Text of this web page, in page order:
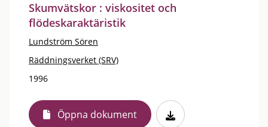
Skumvätskor : viskositet och
flödeskaraktäristik
Lundström Sören
Räddningsverket (SRV)
1996
Öppna dokument